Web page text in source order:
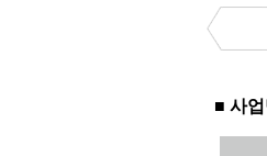
■ 사